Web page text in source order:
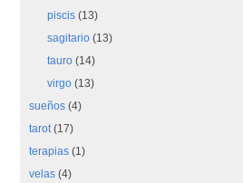
piscis (13)
sagitario (13)
tauro (14)
virgo (13)
sueños (4)
tarot(17)
terapias (1)
velas (4)